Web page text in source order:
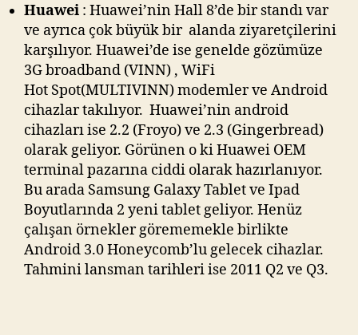
Huawei : Huawei’nin Hall 8’de bir standı var
ve ayrıca çok büyük bir alanda ziyaretçilerini
karşılıyor. Huawei’de ise genelde gözümüze
3G broadband (VINN) , WiFi
Hot Spot(MULTIVINN) modemler ve Android
cihazlar takılıyor. Huawei’nin android
cihazları ise 2.2 (Froyo) ve 2.3 (Gingerbread)
olarak geliyor. Görünen o ki Huawei OEM
terminal pazarına ciddi olarak hazırlanıyor.
Bu arada Samsung Galaxy Tablet ve Ipad
Boyutlarında 2 yeni tablet geliyor. Henüz
çalışan örnekler görememekle birlikte
Android 3.0 Honeycomb’lu gelecek cihazlar.
Tahmini lansman tarihleri ise 2011 Q2 ve Q3.